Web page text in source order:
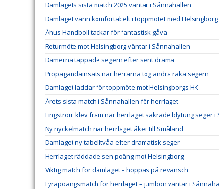
Damlagets sista match 2025 väntar i Sånnahallen
Damlaget vann komfortabelt i toppmötet med Helsingborg
Åhus Handboll tackar för fantastisk gåva
Returmöte mot Helsingborg väntar i Sånnahallen
Damerna tappade segern efter sent drama
Propagandainsats när herrarna tog andra raka segern
Damlaget laddar för toppmöte mot Helsingborgs HK
Årets sista match i Sånnahallen för herrlaget
Lingström klev fram när herrlaget säkrade blytung seger i
Ny nyckelmatch när herrlaget åker till Småland
Damlaget ny tabelltvåa efter dramatisk seger
Herrlaget räddade sen poäng mot Helsingborg
Viktig match för damlaget – hoppas på revansch
Fyrapoängsmatch för herrlaget – jumbon väntar i